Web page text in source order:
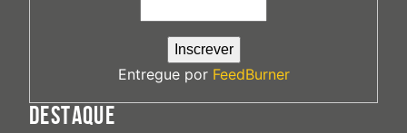
Entregue por FeedBurner
DESTAQUE